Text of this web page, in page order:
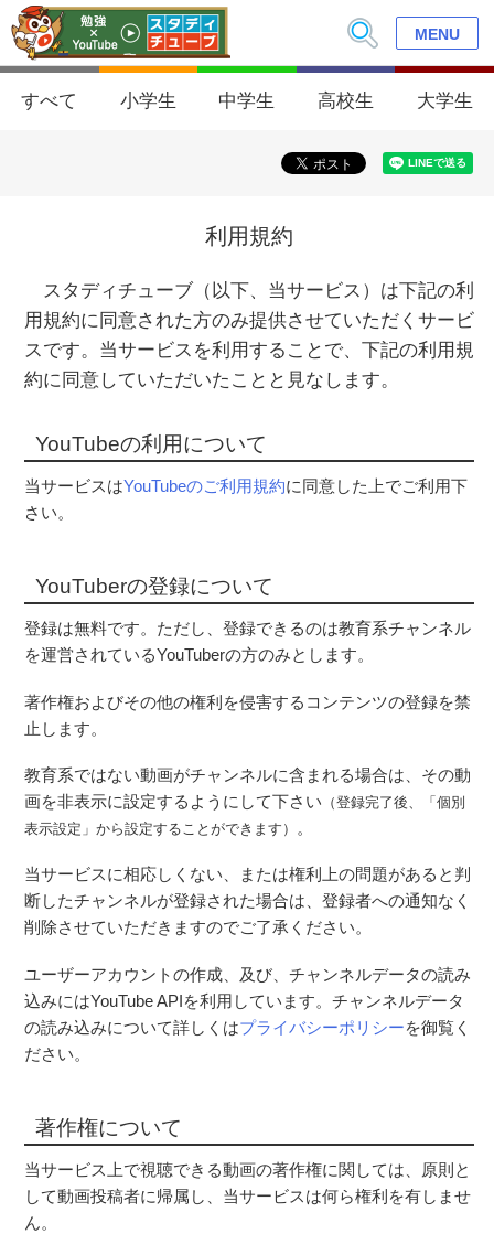
MENU
すべて 小学生 中学生 高校生 大学生
利用規約
スタディチューブ（以下、当サービス）は下記の利
用規約に同意された方のみ提供させていただくサービ
スです。当サービスを利用することで、下記の利用規
約に同意していただいたことと見なします。
YouTubeの利用について
当サービスはYouTubeのご利用規約に同意した上でご利用下
さい。
YouTuberの登録について
登録は無料です。ただし、登録できるのは教育系チャンネル
を運営されているYouTuberの方のみとします。
著作権およびその他の権利を侵害するコンテンツの登録を禁
止します。
教育系ではない動画がチャンネルに含まれる場合は、その動
画を非表示に設定するようにして下さい （登録完了後、「個別
表示設定」から設定することができます）
。
当サービスに相応しくない、または権利上の問題があると判
断したチャンネルが登録された場合は、登録者への通知なく
削除させていただきますのでご了承ください。
ユーザーアカウントの作成、及び、チャンネルデータの読み
込みにはYouTube APIを利用しています。チャンネルデータ
の読み込みについて詳しくはプライバシーポリシーを御覧く
ださい。
著作権について
当サービス上で視聴できる動画の著作権に関しては、原則と
して動画投稿者に帰属し、当サービスは何ら権利を有しませ
ん。